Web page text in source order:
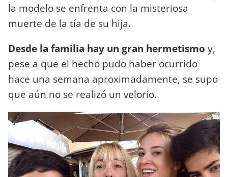
la modelo se enfrenta con la misteriosa
muerte de la tía de su hija.
Desde la familia hay un gran hermetismo y,
pese a que el hecho pudo haber ocurrido
hace una semana aproximadamente, se supo
que aún no se realizó un velorio.